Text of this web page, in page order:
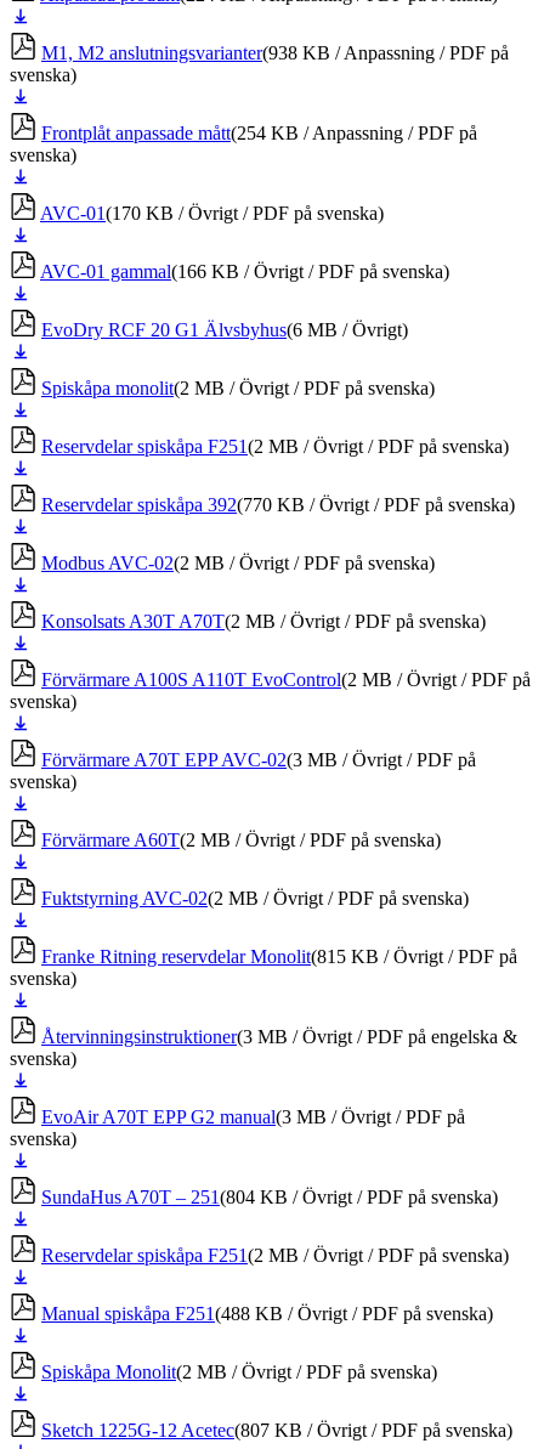
ner
M1, M2 anslutningsvarianter(938 KB / Anpassning / PDF på
svenska)
ner
Frontplåt anpassade mått(254 KB / Anpassning / PDF på
svenska)
ner
AVC-01(170 KB / Övrigt / PDF på svenska)
ner
AVC-01 gammal(166 KB / Övrigt / PDF på svenska)
ner
EvoDry RCF 20 G1 Älvsbyhus(6 MB / Övrigt)
ner
Spiskåpa monolit(2 MB / Övrigt / PDF på svenska)
ner
Reservdelar spiskåpa F251(2 MB / Övrigt / PDF på svenska)
ner
Reservdelar spiskåpa 392(770 KB / Övrigt / PDF på svenska)
ner
Modbus AVC-02(2 MB / Övrigt / PDF på svenska)
ner
Konsolsats A30T A70T(2 MB / Övrigt / PDF på svenska)
ner
Förvärmare A100S A110T EvoControl(2 MB / Övrigt / PDF på
svenska)
ner
Förvärmare A70T EPP AVC-02(3 MB / Övrigt / PDF på
svenska)
ner
Förvärmare A60T(2 MB / Övrigt / PDF på svenska)
ner
Fuktstyrning AVC-02(2 MB / Övrigt / PDF på svenska)
ner
Franke Ritning reservdelar Monolit(815 KB / Övrigt / PDF på
svenska)
ner
Återvinningsinstruktioner(3 MB / Övrigt / PDF på engelska &
svenska)
ner
EvoAir A70T EPP G2 manual(3 MB / Övrigt / PDF på
svenska)
ner
SundaHus A70T – 251(804 KB / Övrigt / PDF på svenska)
ner
Reservdelar spiskåpa F251(2 MB / Övrigt / PDF på svenska)
ner
Manual spiskåpa F251(488 KB / Övrigt / PDF på svenska)
ner
Spiskåpa Monolit(2 MB / Övrigt / PDF på svenska)
ner
Sketch 1225G-12 Acetec(807 KB / Övrigt / PDF på svenska)